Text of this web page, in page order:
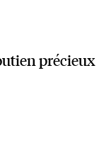
précieux